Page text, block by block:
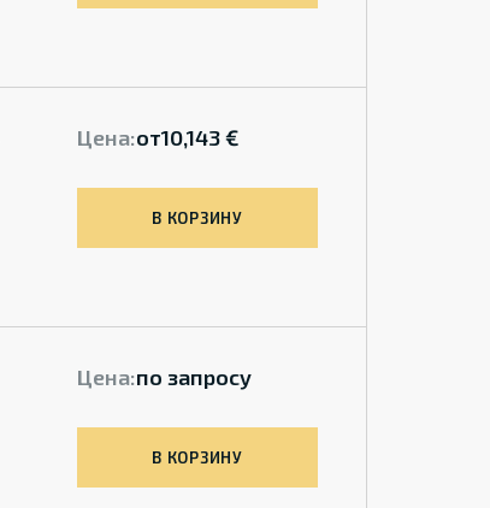
Цена:от10,143 €
В КОРЗИНУ
Цена:по запросу
В КОРЗИНУ